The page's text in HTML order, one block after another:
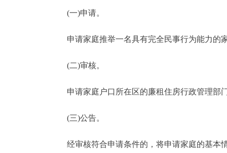
(一)申请。
申请家庭推举一名具有完全民事行为能力的
(二)审核。
申请家庭户口所在区的廉租住房行政管理部门
(三)公告。
经审核符合申请条件的，将申请家庭的基本情